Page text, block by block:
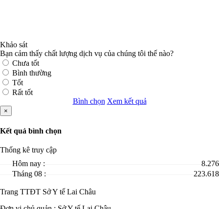
Khảo sát
Bạn cảm thấy chất lượng dịch vụ của chúng tôi thế nào?
Chưa tốt
Bình thường
Tốt
Rất tốt
Bình chọn Xem kết quả
×
Kết quả bình chọn
Thống kê truy cập
Hôm nay :
8.276
Tháng 08 :
223.618
Trang TTĐT Sở Y tế Lai Châu